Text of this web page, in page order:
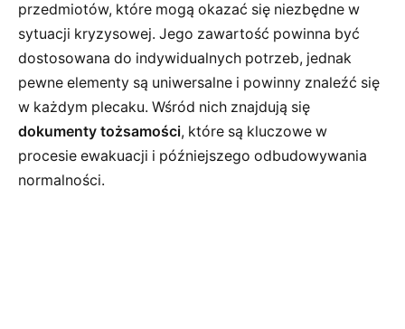
przedmiotów, które mogą okazać się niezbędne w
sytuacji kryzysowej. Jego zawartość powinna być
dostosowana do indywidualnych potrzeb, jednak
pewne elementy są uniwersalne i powinny znaleźć się
w każdym plecaku. Wśród nich znajdują się
dokumenty tożsamości, które są kluczowe w
procesie ewakuacji i późniejszego odbudowywania
normalności.